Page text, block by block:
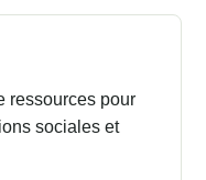
ressources pour
sociales et